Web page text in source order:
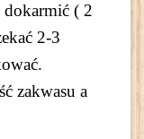
dokarmić ( 2
2-3
zakwasu a